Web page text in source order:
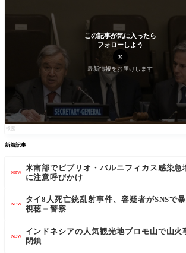
この記事が気に入ったら
フォローしよう
最新情報をお届けします
新着記事
NEW
米南部でビブリオ・バルニフィカス感染急
に注意呼びかけ
NEW
タイ8人死亡銃乱射事件、容疑者がSNSで
視聴＝警察
NEW
インドネシアの人気観光地ブロモ山で山火
閉鎖